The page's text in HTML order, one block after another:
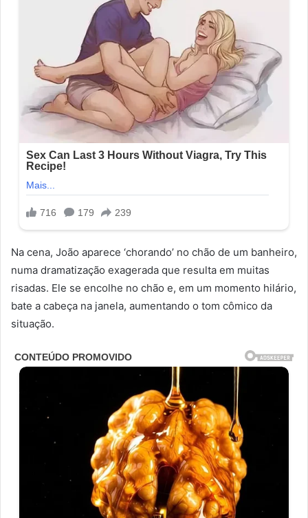
Na cena, João aparece ‘chorando’ no chão de um banheiro,
numa dramatização exagerada que resulta em muitas
risadas. Ele se encolhe no chão e, em um momento hilário,
bate a cabeça na janela, aumentando o tom cômico da
situação.